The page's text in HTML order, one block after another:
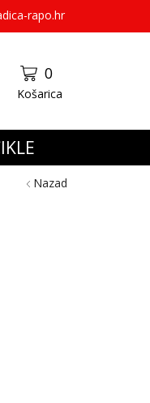
rapo.hr
0
Košarica
Nazad